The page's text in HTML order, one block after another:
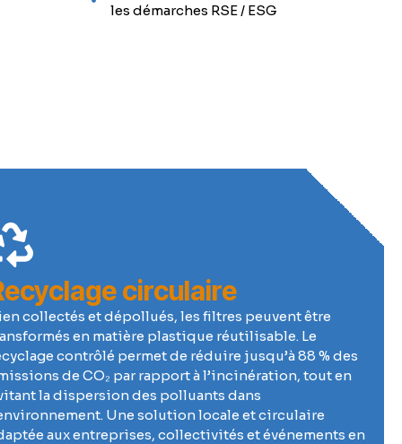
les démarches RSE / ESG
circulaire
collectés et dépollués, les filtres peuvent être
en matière plastique réutilisable. Le
contrôlé permet de réduire jusqu’à 88 % des
de CO₂ par rapport à l’incinération, tout en
la dispersion des polluants dans
Une solution locale et circulaire
aux entreprises, collectivités et événements en